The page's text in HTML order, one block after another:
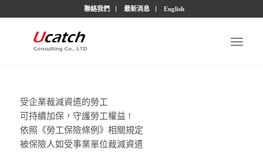
聯絡我們 最新消息 English
受企業裁減資遣的勞工
可持續加保，守護勞工權益 !
依照《勞工保險條例》相關規定
被保險人如受事業單位裁減資遣